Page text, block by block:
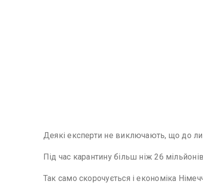
Деякі експерти не виключають, що до
Під час карантину більш ніж 26
Так само скорочується і економіка